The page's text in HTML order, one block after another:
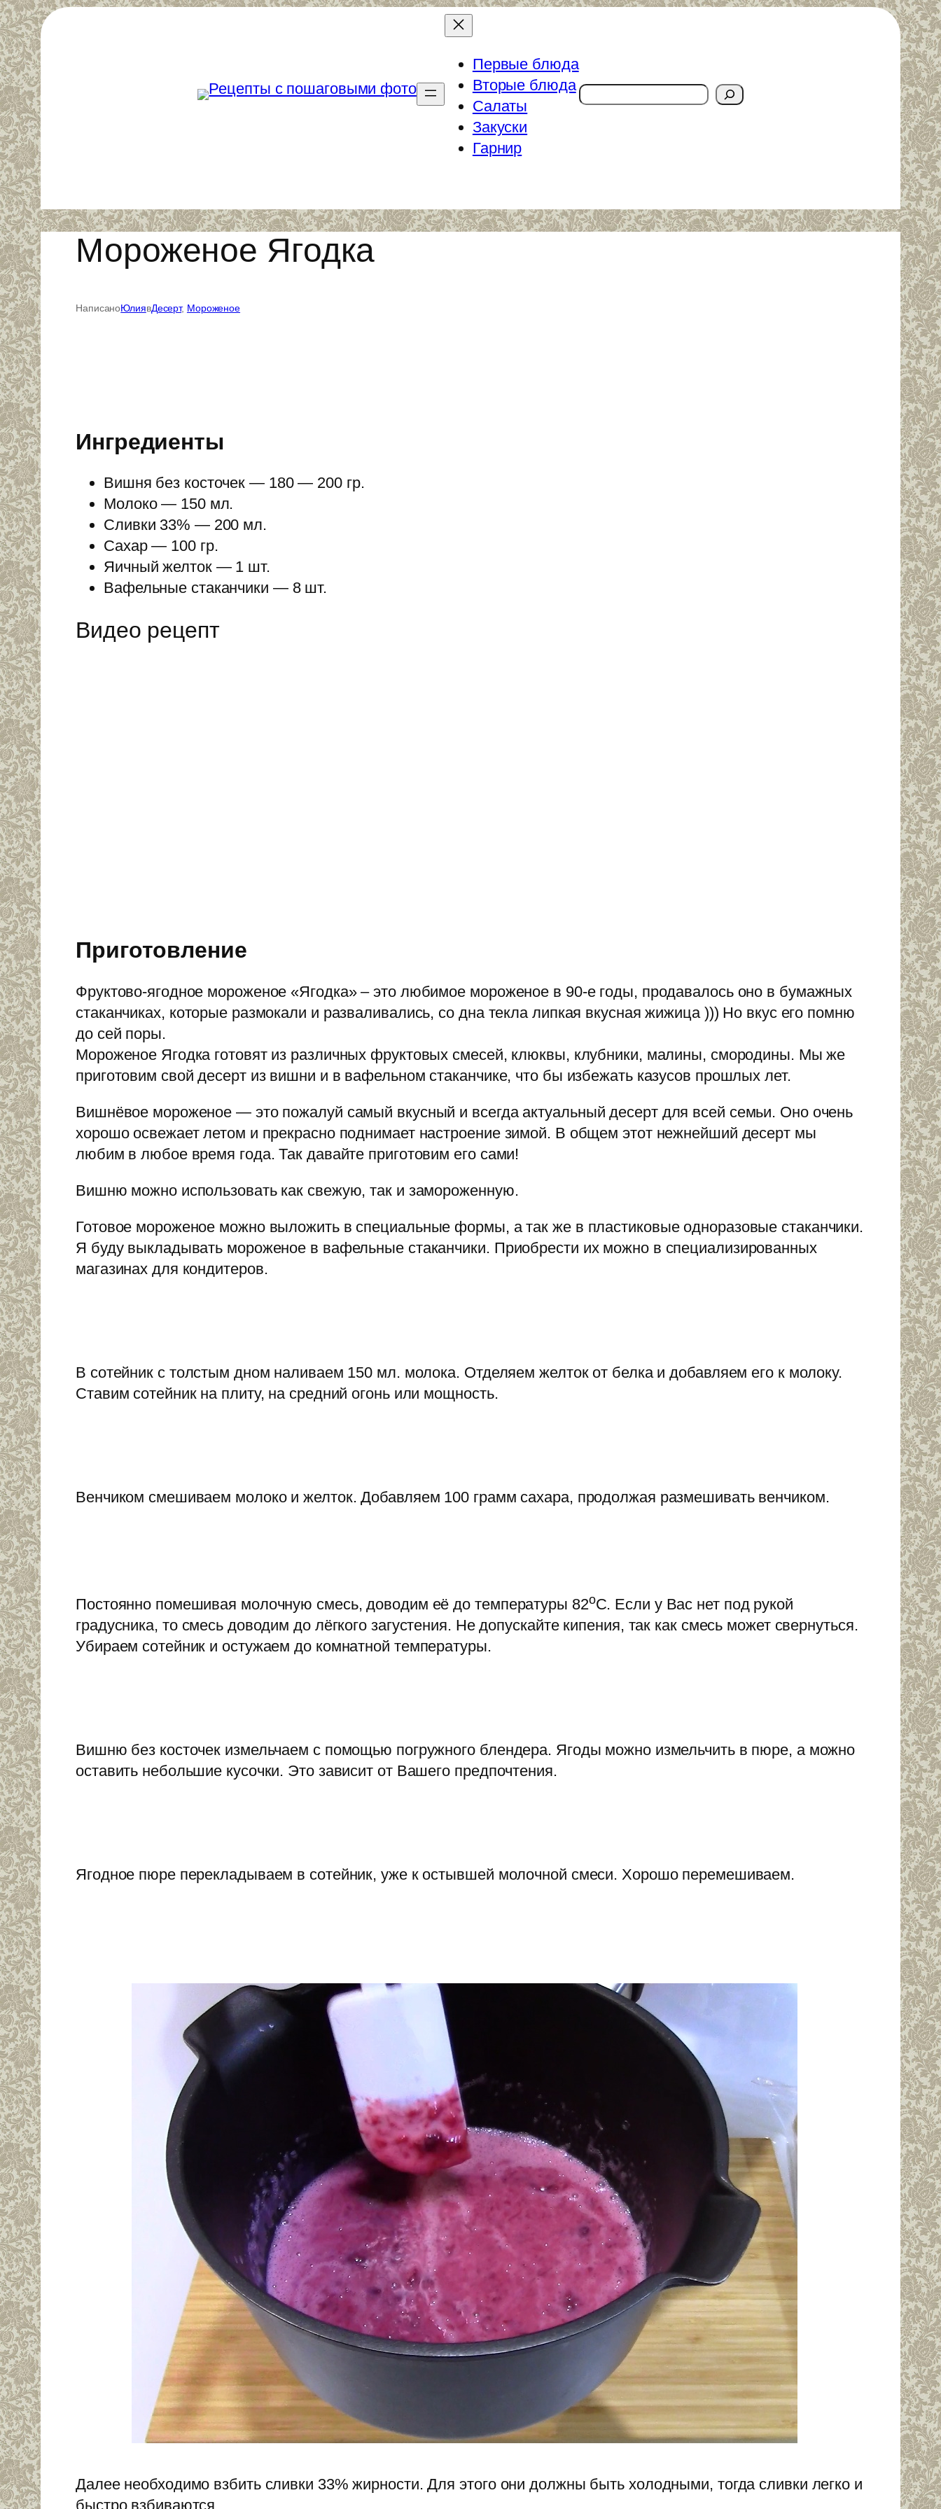
Перейти
к
содержимому
Первые блюда
Вторые блюда
Салаты
Закуски
Гарнир
Поиск
Мороженое Ягодка
НаписаноЮлиявДесерт, Мороженое
Ингредиенты
Вишня без косточек — 180 — 200 гр.
Молоко — 150 мл.
Сливки 33% — 200 мл.
Сахар — 100 гр.
Яичный желток — 1 шт.
Вафельные стаканчики — 8 шт.
Видео рецепт
Приготовление
Фруктово-ягодное мороженое «Ягодка» – это любимое мороженое в 90-е годы, продавалось оно в бумажных
стаканчиках, которые размокали и разваливались, со дна текла липкая вкусная жижица ))) Но вкус его помню
до сей поры.
Мороженое Ягодка готовят из различных фруктовых смесей, клюквы, клубники, малины, смородины. Мы же
приготовим свой десерт из вишни и в вафельном стаканчике, что бы избежать казусов прошлых лет.
Вишнёвое мороженое — это пожалуй самый вкусный и всегда актуальный десерт для всей семьи. Оно очень
хорошо освежает летом и прекрасно поднимает настроение зимой. В общем этот нежнейший десерт мы
любим в любое время года. Так давайте приготовим его сами!
Вишню можно использовать как свежую, так и замороженную.
Готовое мороженое можно выложить в специальные формы, а так же в пластиковые одноразовые стаканчики.
Я буду выкладывать мороженое в вафельные стаканчики. Приобрести их можно в специализированных
магазинах для кондитеров.
В сотейник с толстым дном наливаем 150 мл. молока. Отделяем желток от белка и добавляем его к молоку.
Ставим сотейник на плиту, на средний огонь или мощность.
Венчиком смешиваем молоко и желток. Добавляем 100 грамм сахара, продолжая размешивать венчиком.
Постоянно помешивая молочную смесь, доводим её до температуры 82оС. Если у Вас нет под рукой
градусника, то смесь доводим до лёгкого загустения. Не допускайте кипения, так как смесь может свернуться.
Убираем сотейник и остужаем до комнатной температуры.
Вишню без косточек измельчаем с помощью погружного блендера. Ягоды можно измельчить в пюре, а можно
оставить небольшие кусочки. Это зависит от Вашего предпочтения.
Ягодное пюре перекладываем в сотейник, уже к остывшей молочной смеси. Хорошо перемешиваем.
Далее необходимо взбить сливки 33% жирности. Для этого они должны быть холодными, тогда сливки легко и
быстро взбиваются.